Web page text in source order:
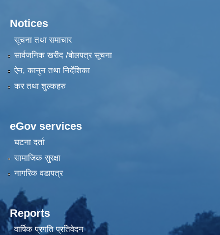
Notices
सूचना तथा समाचार
सार्वजनिक खरीद /बोलपत्र सूचना
ऐन, कानुन तथा निर्देशिका
कर तथा शुल्कहरु
eGov services
घटना दर्ता
सामाजिक सुरक्षा
नागरिक वडापत्र
Reports
वार्षिक प्रगति प्रतिवेदन